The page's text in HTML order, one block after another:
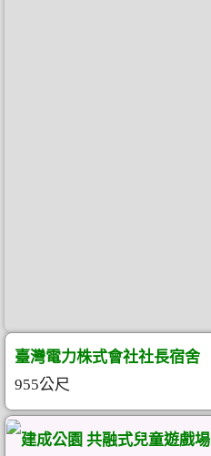
臺灣電力株式會社社長宿舍
955公尺
建成公園 共融式兒童遊戲場